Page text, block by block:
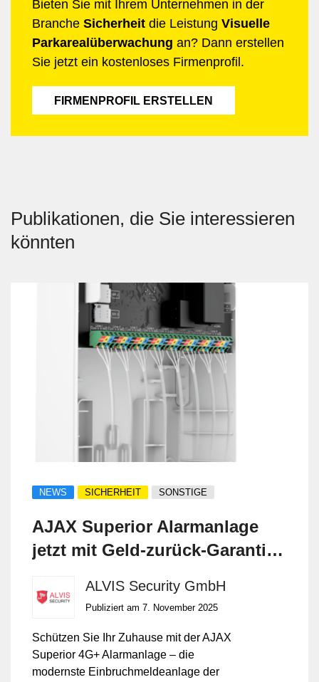
Bieten Sie mit Ihrem Unternehmen in der
Branche Sicherheit die Leistung Visuelle
Parkarealüberwachung an? Dann erstellen
Sie jetzt ein kostenloses Firmenprofil.
FIRMENPROFIL ERSTELLEN
Publikationen, die Sie interessieren
könnten
NEWS SICHERHEIT SONSTIGE
AJAX Superior Alarmanlage
jetzt mit Geld-zurück-Garantie
GmbH
ALVIS Security GmbH
Publiziert am 7. November 2025
Schützen Sie Ihr Zuhause mit der AJAX
Superior 4G+ Alarmanlage – die
modernste Einbruchmeldeanlage der